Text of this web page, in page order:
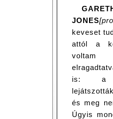
JONES
keveset
attól a
is: a
és meg
Úgyis